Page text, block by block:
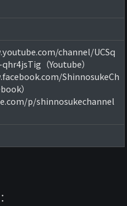
channel/UCSq
（Youtube）
ShinnosukeCh
）
p/shinnosukechannel